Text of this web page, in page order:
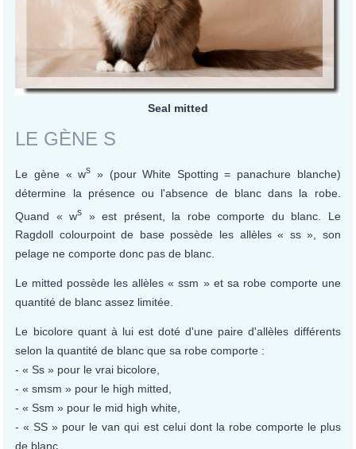
Seal mitted
LE GÈNE S
Le gène « ws
» (pour White Spotting = panachure blanche)
détermine la présence ou l'absence de blanc dans la robe.
Quand « ws
» est présent, la robe comporte du blanc. Le
Ragdoll colourpoint de base possède les allèles « ss », son
pelage ne comporte donc pas de blanc.
Le mitted possède les allèles « ssm » et sa robe comporte une
quantité de blanc assez limitée.
Le bicolore quant à lui est doté d'une paire d'allèles différents
selon la quantité de blanc que sa robe comporte :
- « Ss » pour le vrai bicolore,
- « smsm » pour le high mitted,
- « Ssm » pour le mid high white,
- « SS » pour le van qui est celui dont la robe comporte le plus
de blanc.